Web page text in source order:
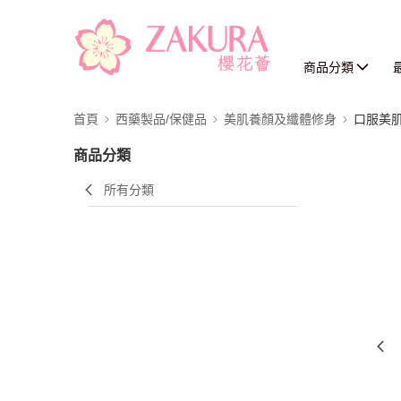
商品分類
首頁 西藥製品/保健品 美肌養顏及纖體修身 口服美
商品分類
所有分類